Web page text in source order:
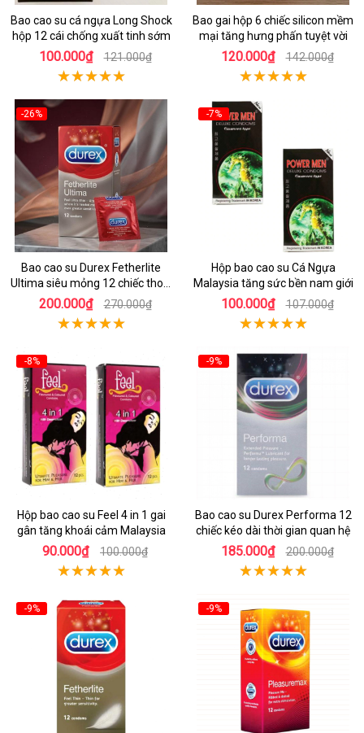
Bao cao su cá ngựa Long Shock
hộp 12 cái chống xuất tinh sớm
100.000₫ 121.000₫
Bao gai hộp 6 chiếc silicon mềm
mại tăng hưng phấn tuyệt vời
120.000₫ 142.000₫
-26%
Bao cao su Durex Fetherlite
Ultima siêu mỏng 12 chiếc thoải
mái dễ chịu
200.000₫ 270.000₫
-7%
Hộp bao cao su Cá Ngựa
Malaysia tăng sức bền nam giới
100.000₫ 107.000₫
-8%
Hộp bao cao su Feel 4 in 1 gai
gân tăng khoái cảm Malaysia
90.000₫ 100.000₫
-9%
Bao cao su Durex Performa 12
chiếc kéo dài thời gian quan hệ
185.000₫ 200.000₫
-9% -9%